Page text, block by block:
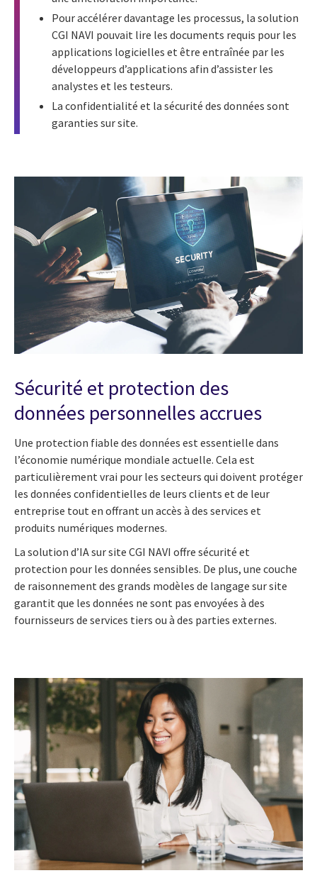
Pour accélérer davantage les processus, la solution
CGI NAVI pouvait lire les documents requis pour les
applications logicielles et être entraînée par les
développeurs d’applications afin d’assister les
analystes et les testeurs.
La confidentialité et la sécurité des données sont
garanties sur site.
Sécurité et protection des
données personnelles accrues
Une protection fiable des données est essentielle dans
l’économie numérique mondiale actuelle. Cela est
particulièrement vrai pour les secteurs qui doivent protéger
les données confidentielles de leurs clients et de leur
entreprise tout en offrant un accès à des services et
produits numériques modernes.
La solution d’IA sur site CGI NAVI offre sécurité et
protection pour les données sensibles. De plus, une couche
de raisonnement des grands modèles de langage sur site
garantit que les données ne sont pas envoyées à des
fournisseurs de services tiers ou à des parties externes.